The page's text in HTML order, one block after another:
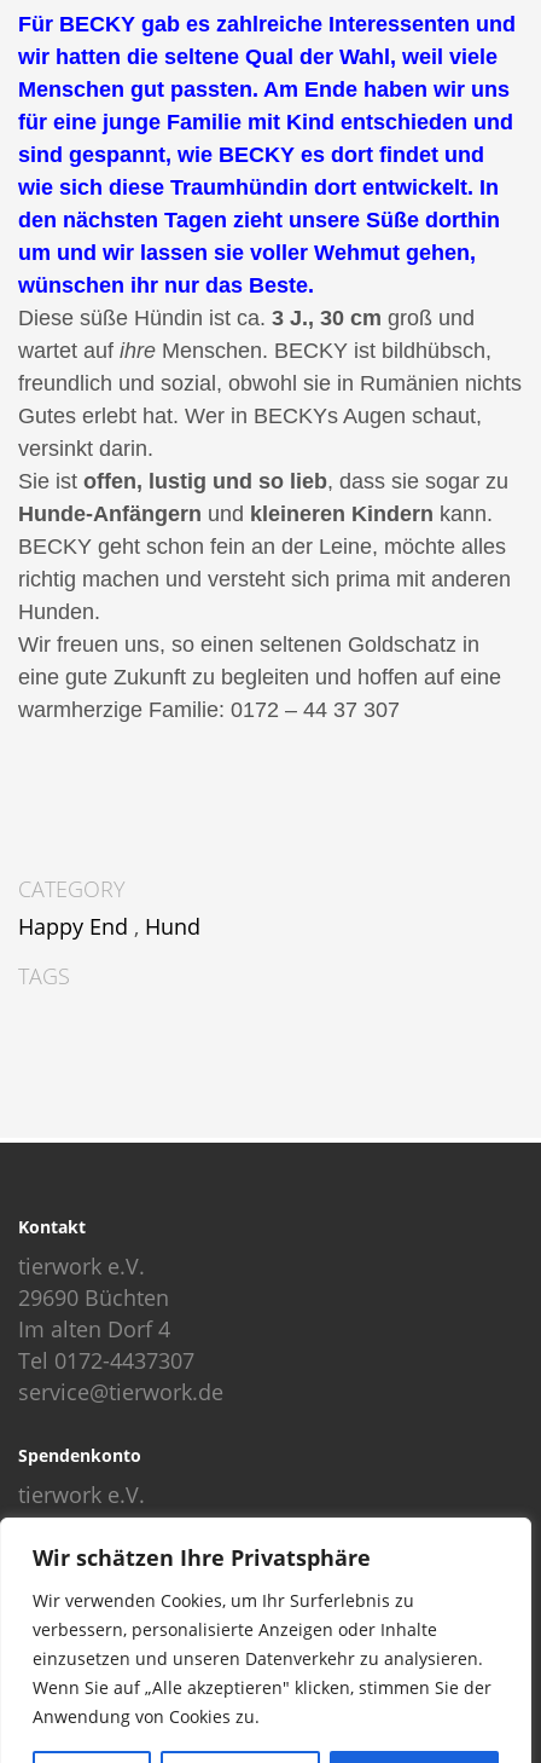
Wir schätzen Ihre Privatsphäre
Wir verwenden Cookies, um Ihr Surferlebnis zu
verbessern, personalisierte Anzeigen oder Inhalte
einzusetzen und unseren Datenverkehr zu analysieren.
Wenn Sie auf „Alle akzeptieren" klicken, stimmen Sie der
Anwendung von Cookies zu.
Für BECKY gab es zahlreiche Interessenten und
wir hatten die seltene Qual der Wahl, weil viele
Menschen gut passten. Am Ende haben wir uns
für eine junge Familie mit Kind entschieden und
sind gespannt, wie BECKY es dort findet und
wie sich diese Traumhündin dort entwickelt. In
den nächsten Tagen zieht unsere Süße dorthin
um und wir lassen sie voller Wehmut gehen,
wünschen ihr nur das Beste.
Diese süße Hündin ist ca. 3 J., 30 cm groß und
wartet auf ihre Menschen. BECKY ist bildhübsch,
freundlich und sozial, obwohl sie in Rumänien nichts
Gutes erlebt hat. Wer in BECKYs Augen schaut,
versinkt darin.
Sie ist offen, lustig und so lieb, dass sie sogar zu
Hunde-Anfängern und kleineren Kindern kann.
BECKY geht schon fein an der Leine, möchte alles
richtig machen und versteht sich prima mit anderen
Hunden.
Wir freuen uns, so einen seltenen Goldschatz in
eine gute Zukunft zu begleiten und hoffen auf eine
warmherzige Familie: 0172 – 44 37 307
CATEGORY
Happy End , Hund
TAGS
Kontakt
tierwork e.V.
29690 Büchten
Im alten Dorf 4
Tel 0172-4437307
service@tierwork.de
Spendenkonto
tierwork e.V.
Volksbank
BLZ: 24060300
Konto: 4902218000
IBAN: DE68240603004902218000
BIC: GENODEF1NBU